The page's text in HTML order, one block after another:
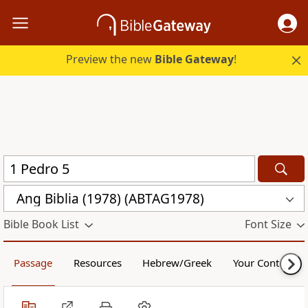
Preview the new Bible Gateway!
Ang Biblia (1978) (ABTAG1978)
Bible Book List Font Size
Passage Resources Hebrew/Greek Your Content